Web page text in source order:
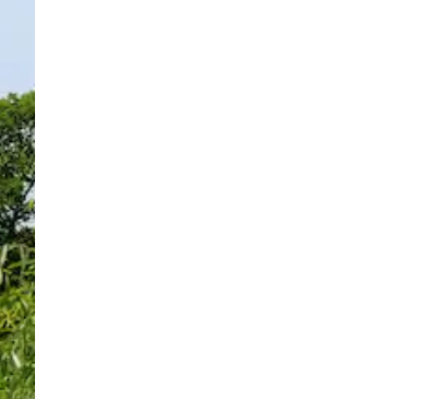
prstom po zaslonu.